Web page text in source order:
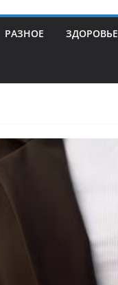
РАЗНОЕ ЗДОРОВЬЕ